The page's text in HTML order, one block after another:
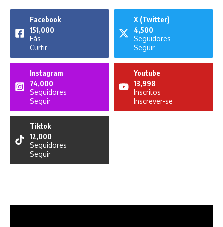
Facebook
151,000
Fãs
Curtir
X (Twitter)
4,500
Seguidores
Seguir
Instagram
74,000
Seguidores
Seguir
Youtube
13,998
Inscritos
Inscrever-se
Tiktok
12,000
Seguidores
Seguir